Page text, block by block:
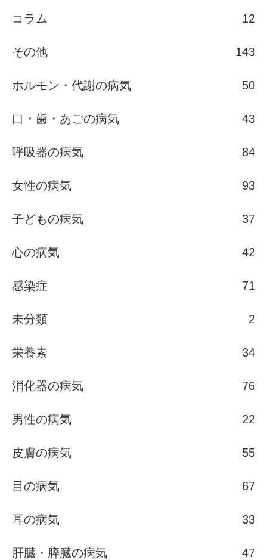
コラム 12
その他 143
ホルモン・代謝の病気 50
口・歯・あごの病気 43
呼吸器の病気 84
女性の病気 93
子どもの病気 37
心の病気 42
感染症 71
未分類 2
栄養素 34
消化器の病気 76
男性の病気 22
皮膚の病気 55
目の病気 67
耳の病気 33
肝臓・膵臓の病気 47